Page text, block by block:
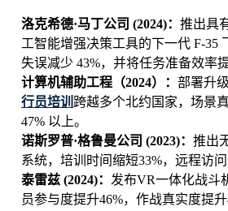
洛克希德·马丁公司 (2024)： 推出具
工智能增强决策工具的下一代 F-35
失误减少 43%，并将任务准备效率提
计算机辅助工程（2024）： 部署升
行员培训 跨越多个北约国家，场景
47% 以上。
诺斯罗普·格鲁曼公司 (2023)： 推出
系统，培训时间缩短33%，远程访问
泰雷兹 (2024)： 发布VR一体化战斗
员参与度提升46%，作战真实度提升